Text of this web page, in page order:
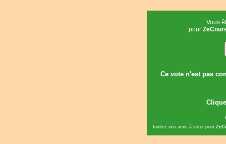
Vous
pour
Ce vote n'est pas
Invitez vos amis à voter pour